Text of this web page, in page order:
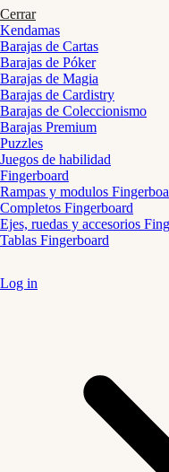
Cerrar
Kendamas
Barajas de Cartas
Barajas de Póker
Barajas de Magia
Barajas de Cardistry
Barajas de Coleccionismo
Barajas Premium
Puzzles
Juegos de habilidad
Fingerboard
Rampas y modulos
Completos Fingerboard
Ejes, ruedas y accesorios
Tablas Fingerboard
Log in